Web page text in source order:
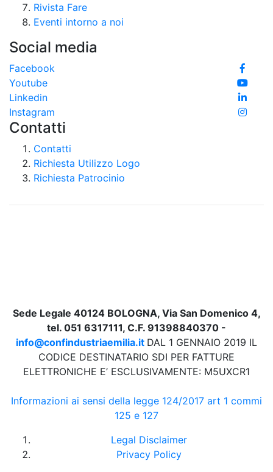
Rivista Fare
Eventi intorno a noi
Social media
Facebook
Youtube
Linkedin
Instagram
Contatti
Contatti
Richiesta Utilizzo Logo
Richiesta Patrocinio
Sede Legale 40124 BOLOGNA, Via San Domenico 4,
tel. 051 6317111, C.F. 91398840370 -
info@confindustriaemilia.it DAL 1 GENNAIO 2019 IL
CODICE DESTINATARIO SDI PER FATTURE
ELETTRONICHE E’ ESCLUSIVAMENTE: M5UXCR1
Informazioni ai sensi della legge 124/2017 art 1 commi
125 e 127
Legal Disclaimer
Privacy Policy